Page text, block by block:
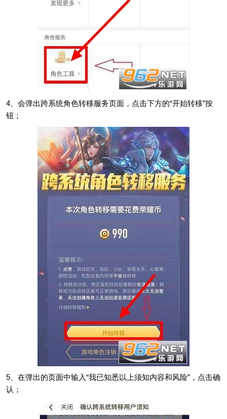
4、会弹出跨系统角色转移服务页面，点击下方的“开始转移”按
钮；
5、在弹出的页面中输入“我已知悉以上须知内容和风险”，点击确
认；